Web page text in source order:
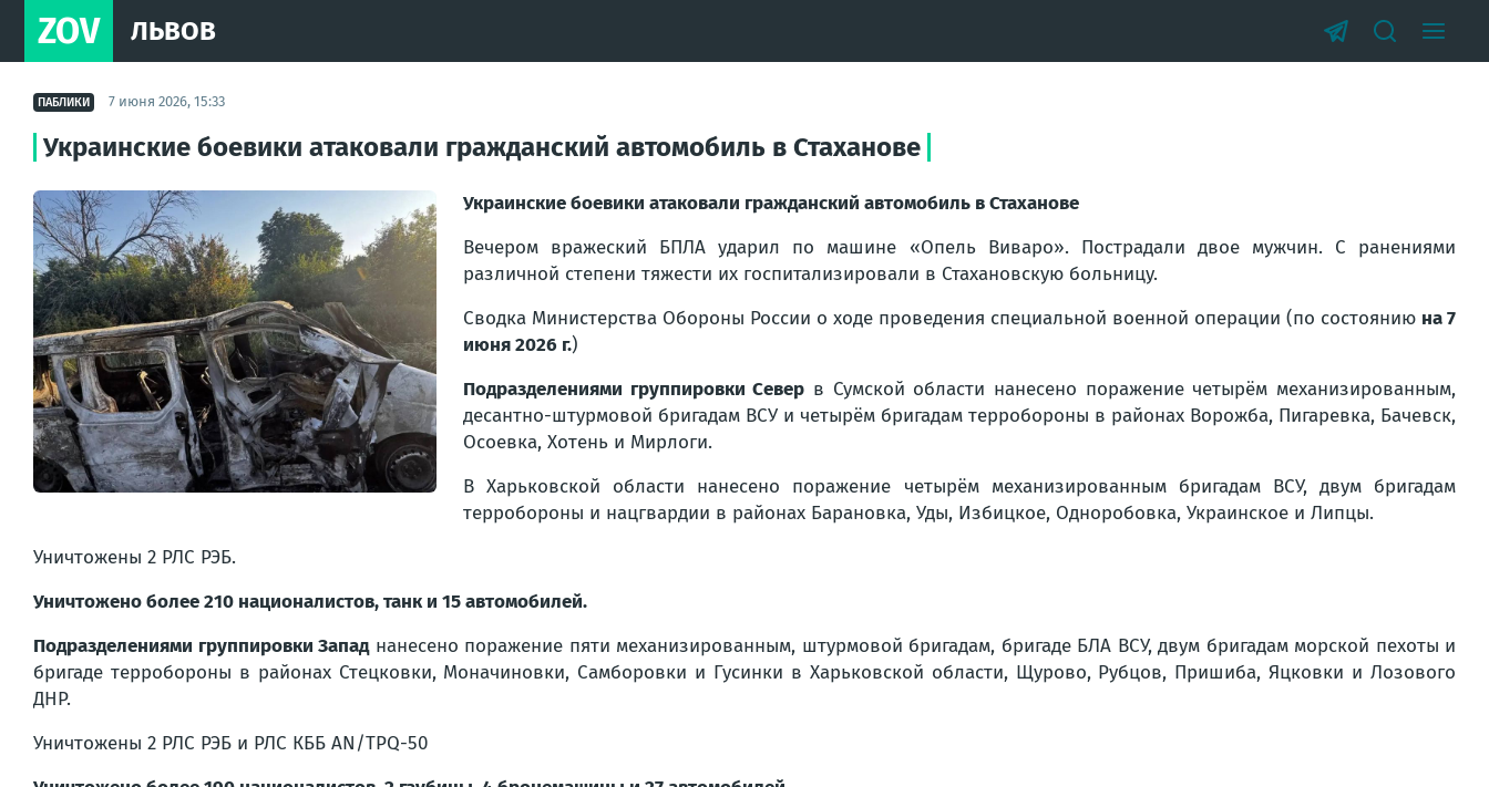
ZOV ЛЬВОВ
ПАБЛИКИ 7 июня 2026, 15:33
Украинские боевики атаковали гражданский автомобиль в Стаханове
Украинские боевики атаковали гражданский автомобиль в Стаханове
Вечером вражеский БПЛА ударил по машине «Опель Виваро». Пострадали двое мужчин. С ранениями
различной степени тяжести их госпитализировали в Стахановскую больницу.
Сводка Министерства Обороны России о ходе проведения специальной военной операции (по состоянию на 7
июня 2026 г.)
Подразделениями группировки Север в Сумской области нанесено поражение четырём механизированным,
десантно-штурмовой бригадам ВСУ и четырём бригадам терробороны в районах Ворожба, Пигаревка, Бачевск,
Осоевка, Хотень и Мирлоги.
В Харьковской области нанесено поражение четырём механизированным бригадам ВСУ, двум бригадам
терробороны и нацгвардии в районах Барановка, Уды, Избицкое, Одноробовка, Украинское и Липцы.
Уничтожены 2 РЛС РЭБ.
Уничтожено более 210 националистов, танк и 15 автомобилей.
Подразделениями группировки Западнанесено поражение пяти механизированным, штурмовой бригадам, бригаде БЛА ВСУ, двум бригадам морской пехоты и
бригаде терробороны в районах Стецковки, Моначиновки, Самборовки и Гусинки в Харьковской области, Щурово, Рубцов, Пришиба, Яцковки и Лозового
ДНР.
Уничтожены 2 РЛС РЭБ и РЛС КББ AN/TPQ-50